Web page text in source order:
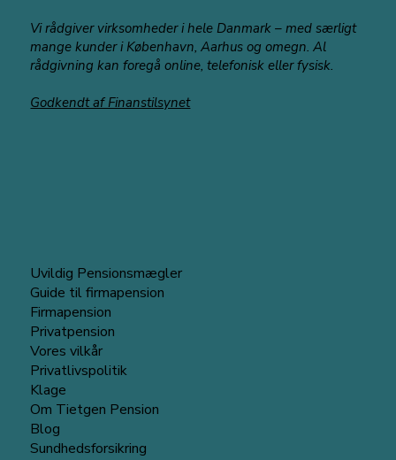
Hvornår kan jeg gå på pension -
beregner
Vi rådgiver virksomheder i hele Danmark – med særligt
mange kunder i København, Aarhus og omegn. Al
rådgivning kan foregå online, telefonisk eller fysisk.
Godkendt af Finanstilsynet
Uvildig Pensionsmægler
Guide til firmapension
Firmapension
Privatpension
Vores vilkår
Privatlivspolitik
Klage
Om Tietgen Pension
Blog
Sundhedsforsikring